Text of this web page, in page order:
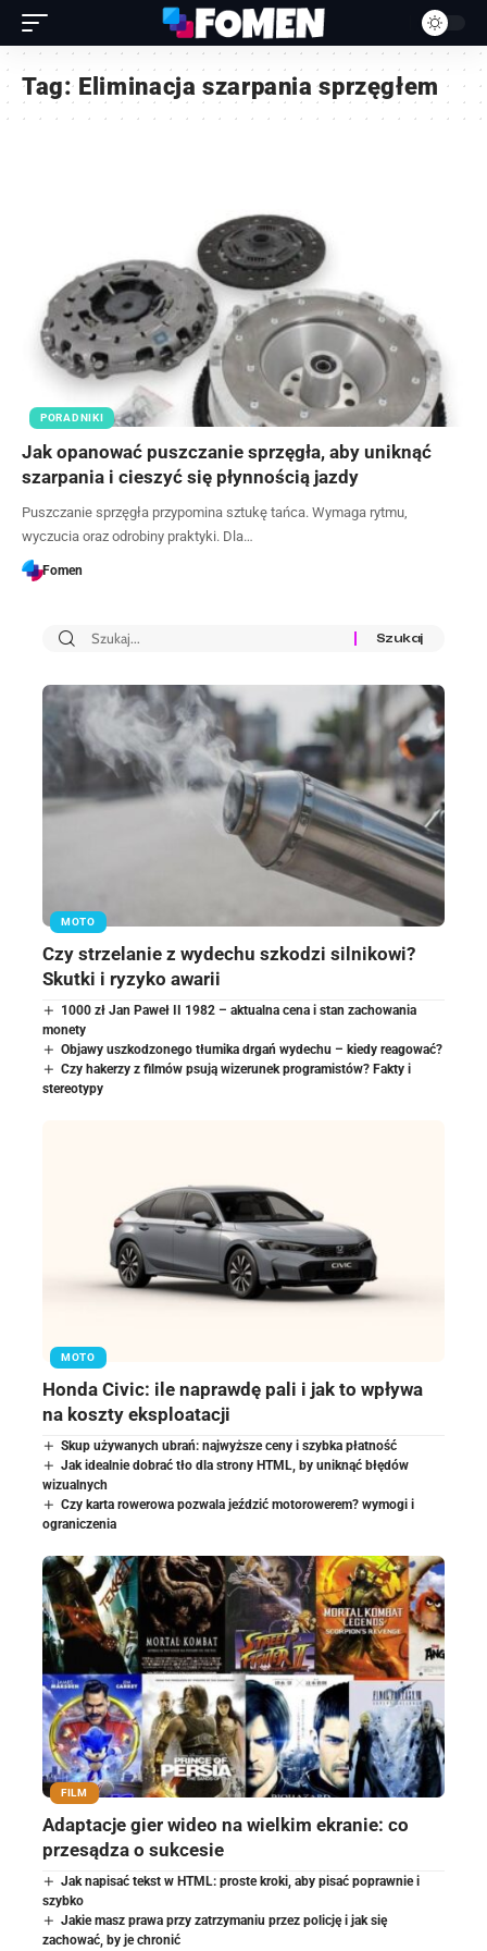
Tag: Eliminacja szarpania sprzęgłem
PORADNIKI
Jak opanować puszczanie sprzęgła, aby uniknąć
szarpania i cieszyć się płynnością jazdy
Puszczanie sprzęgła przypomina sztukę tańca. Wymaga rytmu,
wyczucia oraz odrobiny praktyki. Dla…
Fomen
MOTO
Czy strzelanie z wydechu szkodzi silnikowi?
Skutki i ryzyko awarii
1000 zł Jan Paweł II 1982 – aktualna cena i stan zachowania
monety
Objawy uszkodzonego tłumika drgań wydechu – kiedy reagować?
Czy hakerzy z filmów psują wizerunek programistów? Fakty i
stereotypy
MOTO
Honda Civic: ile naprawdę pali i jak to wpływa
na koszty eksploatacji
Skup używanych ubrań: najwyższe ceny i szybka płatność
Jak idealnie dobrać tło dla strony HTML, by uniknąć błędów
wizualnych
Czy karta rowerowa pozwala jeździć motorowerem? wymogi i
ograniczenia
FILM
Adaptacje gier wideo na wielkim ekranie: co
przesądza o sukcesie
Jak napisać tekst w HTML: proste kroki, aby pisać poprawnie i
szybko
Jakie masz prawa przy zatrzymaniu przez policję i jak się
zachować, by je chronić